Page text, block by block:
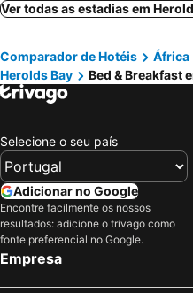
Ver todas as estadias em
Comparador de Hotéis África
Herolds Bay
Bed & Breakfast
Selecione o seu país
Adicionar no Google
Encontre facilmente os nossos
resultados: adicione o trivago como
fonte preferencial no Google.
Empresa